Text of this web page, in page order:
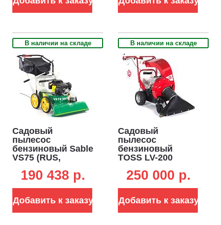
В наличии на складе
Садовый
пылесос
бензиновый Sable
VS75 (RUS,
6.5 л.с., 75 см, 152
190 438 p.
Добавить к заказу
В наличии на складе
Садовый
пылесос
бензиновый
TOSS LV-200
(RUS, 74 см.,
Zongshen GB200,
260 л., 101 кг.)
250 000 p.
Добавить к заказу